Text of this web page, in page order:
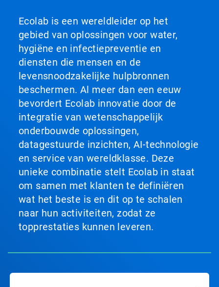
Ecolab is een wereldleider op het
gebied van oplossingen voor water,
hygiëne en infectiepreventie en
diensten die mensen en de
levensnoodzakelijke hulpbronnen
beschermen. Al meer dan een eeuw
bevordert Ecolab innovatie door de
integratie van wetenschappelijk
onderbouwde oplossingen,
datagestuurde inzichten, AI-technologie
en service van wereldklasse. Deze
unieke combinatie stelt Ecolab in staat
om samen met klanten te definiëren
wat het beste is en dit op te schalen
naar hun activiteiten, zodat ze
topprestaties kunnen leveren.